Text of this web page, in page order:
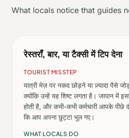
What locals notice that guides
रेस्तराँ, बार, या टैक्सी में टिप देना
TOURIST MISSTEP
यात्री मेज़ पर नकद छोड़ने या ज़्यादा पैसे
क्योंकि उन्हें यह शिष्ट लगता है। जापान में
होती है, और कभी-कभी कर्मचारी आपके पीछे
कि आप अपना छुट्टा भूल गए।
WHAT LOCALS DO